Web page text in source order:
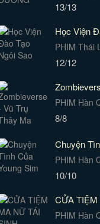
13/13
Học Viện
PHIM Thái
12/12
PHIM Hàn
8/8
Chuyện
PHIM Hàn
10/10
CỬA
PHIM Hàn